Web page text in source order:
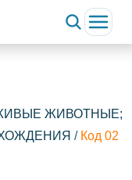
ЖИВЫЕ ЖИВОТНЫЕ;
/ Код 02